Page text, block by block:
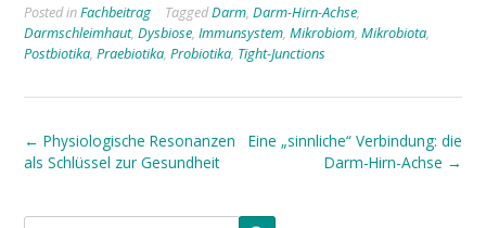
Posted inFachbeitrag TaggedDarm Darm-Hirn-Achse
Darmschleimhaut, Dysbiose Immunsystem Mikrobiom Mikrobiota
Postbiotika Praebiotika Probiotika Tight-Junctions
Post
navigation
← Physiologische Resonanzen
als Schlüssel zur Gesundheit
Eine „sinnliche“ Verbindung: die
Darm-Hirn-Achse →